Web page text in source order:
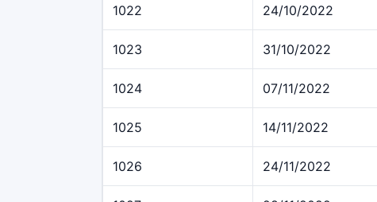
1022 24/10/2022
1023 31/10/2022
1024 07/11/2022
1025 14/11/2022
1026 24/11/2022